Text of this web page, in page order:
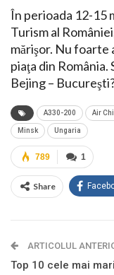
În perioada 12-15
Turism al
mărişor. Nu foarte
piaţa din România.
Bejing –
A330-200 Air
Minsk Ungaria
1
789
Share
ARTICOLUL
Top 10 cele mai